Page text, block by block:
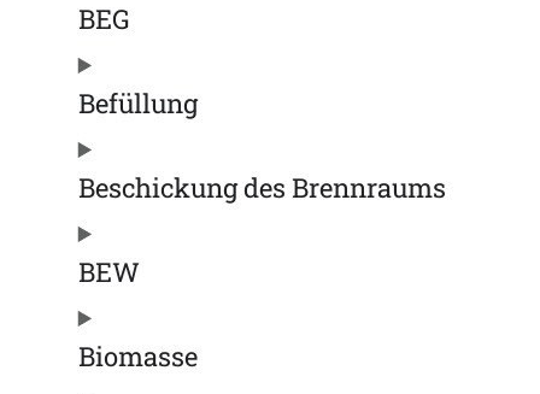
BEG
Befüllung
Beschickung des Brennraums
BEW
Biomasse